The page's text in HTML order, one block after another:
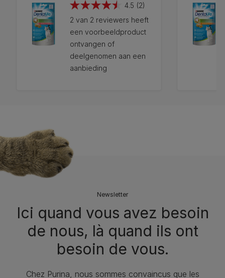
4.5 (2)
4.5
van
de
5
sterren.
2
2 van 2 reviewers heeft
een voorbeeldproduct
ontvangen of
deelgenomen aan een
aanbieding
Newsletter
Ici quand vous avez besoin
de nous, là quand ils ont
besoin de vous.
Chez Purina, nous sommes convaincus que les